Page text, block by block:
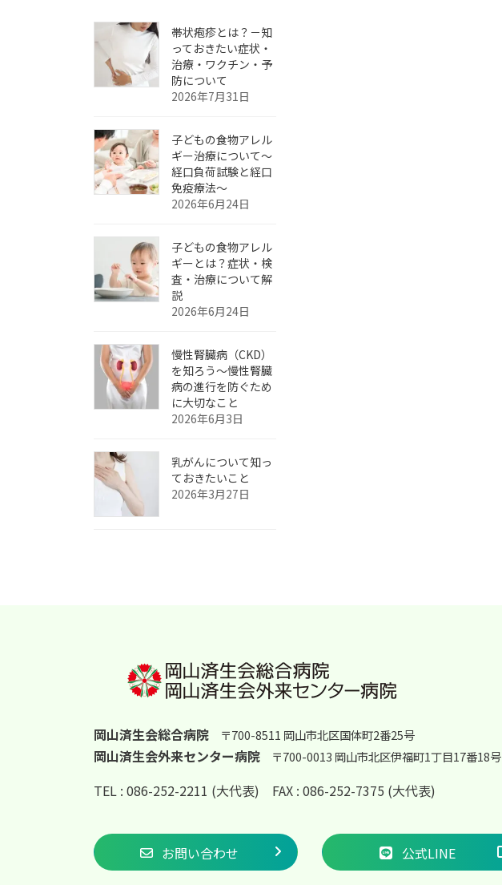
帯状疱疹とは？－知
っておきたい症状・
治療・ワクチン・予
防について
2026年7月31日
子どもの食物アレル
ギー治療について～
経口負荷試験と経口
免疫療法～
2026年6月24日
子どもの食物アレル
ギーとは？症状・検
査・治療について解
説
2026年6月24日
慢性腎臓病（CKD）
を知ろう～慢性腎臓
病の進行を防ぐため
に大切なこと
2026年6月3日
乳がんについて知っ
ておきたいこと
2026年3月27日
岡山済生会総合病院 〒700-8511 岡山市北区国体町2番25号
岡山済生会外来センター病院 〒700-0013 岡山市北区伊福町1丁目17番18号
TEL : 086-252-2211 (大代表) FAX : 086-252-7375 (大代表)
お問い合わせ 公式LINE